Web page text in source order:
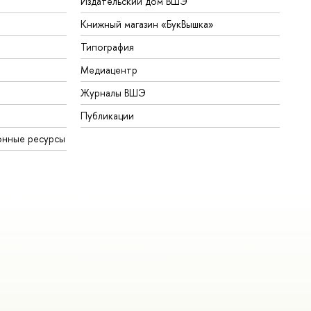
ресурсы
Книжный магазин «БукВышка»
Типография
Медиацентр
Журналы ВШЭ
Публикации